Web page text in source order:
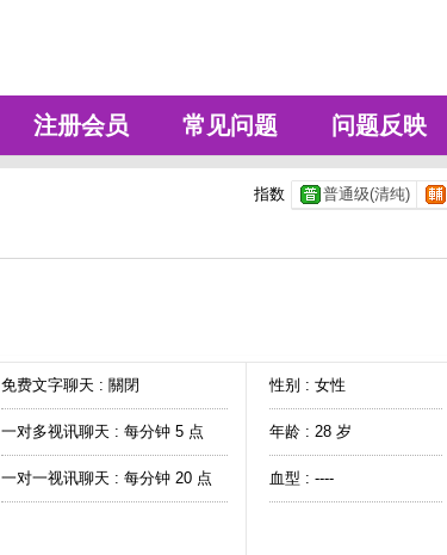
注册会员 常见问题 问题反映
指数 普通级(清纯)
免费文字聊天 : 關閉
一对多视讯聊天 : 每分钟 5 点
一对一视讯聊天 : 每分钟 20 点
性别 : 女性
年龄 : 28 岁
血型 : ----